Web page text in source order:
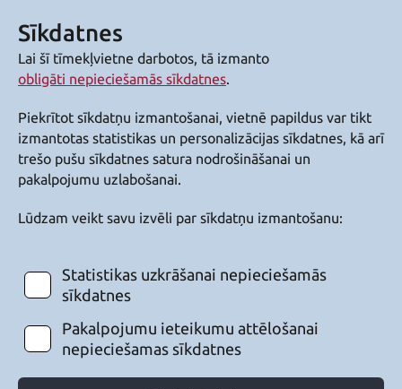
Sīkdatnes
Lai šī tīmekļvietne darbotos, tā izmanto
obligāti nepieciešamās sīkdatnes.
Piekrītot sīkdatņu izmantošanai, vietnē papildus var tikt
izmantotas statistikas un personalizācijas sīkdatnes, kā arī
trešo pušu sīkdatnes satura nodrošināšanai un
pakalpojumu uzlabošanai.
Lūdzam veikt savu izvēli par sīkdatņu izmantošanu:
Statistikas uzkrāšanai nepieciešamās
sīkdatnes
Pakalpojumu ieteikumu attēlošanai
nepieciešamas sīkdatnes